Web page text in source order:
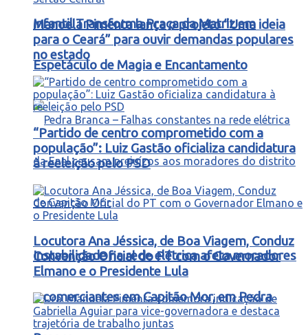
Infantil Transforma Praça da Matriz em
Espetáculo de Magia e Encantamento
Instabilidade na rede elétrica afeta moradores
e comerciantes em Capitão Mor, em Pedra
Manoela Pimenta lança o projeto “Uma ideia
para o Ceará” para ouvir demandas populares
no estado
“Partido de centro comprometido com a
população”: Luiz Gastão oficializa candidatura
à reeleição pelo PSD
Locutora Ana Jéssica, de Boa Viagem, Conduz
Convenção Oficial do PT com o Governador
Elmano e o Presidente Lula